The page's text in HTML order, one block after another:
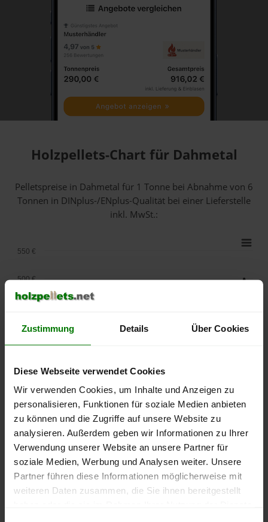
Zustimmung Details Über Cookies
Diese Webseite verwendet Cookies
Wir verwenden Cookies, um Inhalte und Anzeigen zu
personalisieren, Funktionen für soziale Medien anbieten
zu können und die Zugriffe auf unsere Website zu
analysieren. Außerdem geben wir Informationen zu Ihrer
Verwendung unserer Website an unsere Partner für
soziale Medien, Werbung und Analysen weiter. Unsere
Partner führen diese Informationen möglicherweise mit
weiteren Daten zusammen, die Sie ihnen bereitgestellt
Holzpellets-Chart für Dahmetal
Pelletspreise in Dahmetal für 1 Tonne bei Abnahmevon 6
Tonnen in DINplus-/ENplus-Qualität bei einer Lieferstelle
inkl. MwSt.:
2025
2026
2026
250 €
300 €
400 €
500 €
550 €
Die aktuelle Preisentwicklung für Holzpellets in Deutschland
können Sie jederzeit auf unsererPelletspreise-Seite